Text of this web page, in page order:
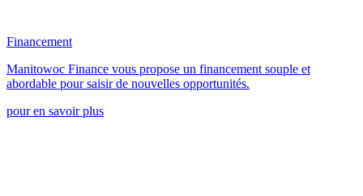
Financement
Manitowoc Finance vous propose un financement souple et
abordable pour saisir de nouvelles opportunités.
pour en savoir plus